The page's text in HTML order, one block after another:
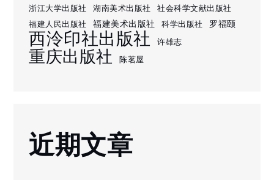
浙江大学出版社 湖南美术出版社
社会科学文献出版社
福建人民出版社
福建美术出版社 科学出版社 罗福颐
西泠印社出版社 许雄志
重庆出版社 陈茗屋
近期文章